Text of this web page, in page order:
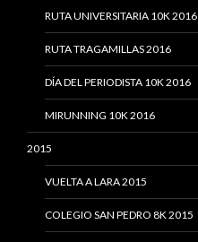
RUTA UNIVERSITARIA 10K 2016
RUTA TRAGAMILLAS 2016
DÍA DEL PERIODISTA 10K 2016
MIRUNNING 10K 2016
2015
VUELTA A LARA 2015
COLEGIO SAN PEDRO 8K 2015